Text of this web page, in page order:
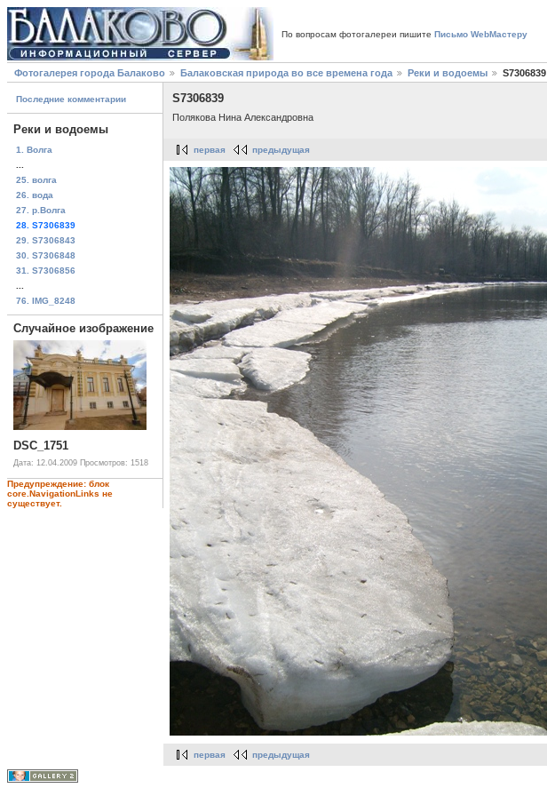
По вопросам фотогалереи пишите Письмо WebМастеру
Фотогалерея города Балаково Балаковская природа во все времена года Реки и водоемы S7306839
Последние комментарии
Реки и водоемы
1. Волга
25. волга
26. вода
27. р.Волга
28. S7306839
29. S7306843
30. S7306848
31. S7306856
76. IMG_8248
Случайное изображение
DSC_1751
Дата: 12.04.2009 Просмотров: 1518
Предупреждение: блок
core.NavigationLinks не
существует.
S7306839
Полякова Нина Александровна
первая предыдущая
первая предыдущая